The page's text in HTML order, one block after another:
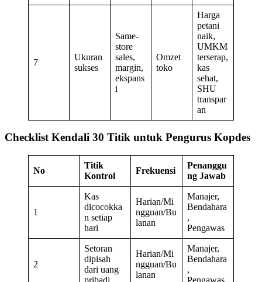
7
Ukuran
sukses
Same-
store
sales,
margin,
ekspans
i
Omzet
toko
Harga
petani
naik,
UMKM
terserap,
kas
sehat,
SHU
transpar
an
Checklist Kendali 30 Titik untuk Pengurus Kopdes
No
Titik
Kontrol
Frekuensi
Penanggu
ng Jawab
1
Kas
dicocokka
n setiap
hari
Harian/Mi
ngguan/Bu
lanan
Manajer,
Bendahara
,
Pengawas
2
Setoran
dipisah
dari uang
pribadi
Harian/Mi
ngguan/Bu
lanan
Manajer,
Bendahara
,
Pengawas